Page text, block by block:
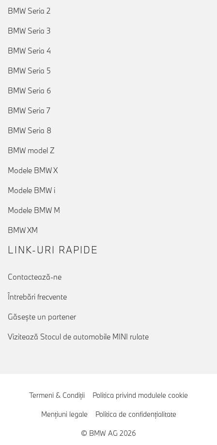
BMW Seria 2
BMW Seria 3
BMW Seria 4
BMW Seria 5
BMW Seria 6
BMW Seria 7
BMW Seria 8
BMW model Z
Modele BMW X
Modele BMW i
Modele BMW M
BMW XM
LINK-URI RAPIDE
Contactează-ne
Întrebări frecvente
Găseşte un partener
Vizitează Stocul de automobile MINI rulate
Termeni & Condiţii Politica privind modulele cookie
Menţiuni legale Politica de confidenţialitate
© BMW AG 2026